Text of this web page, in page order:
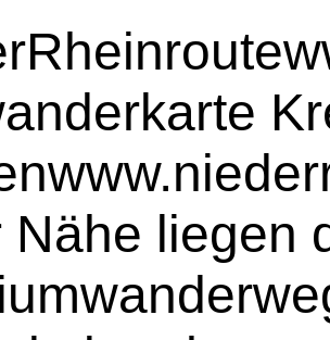
Nähe liegen